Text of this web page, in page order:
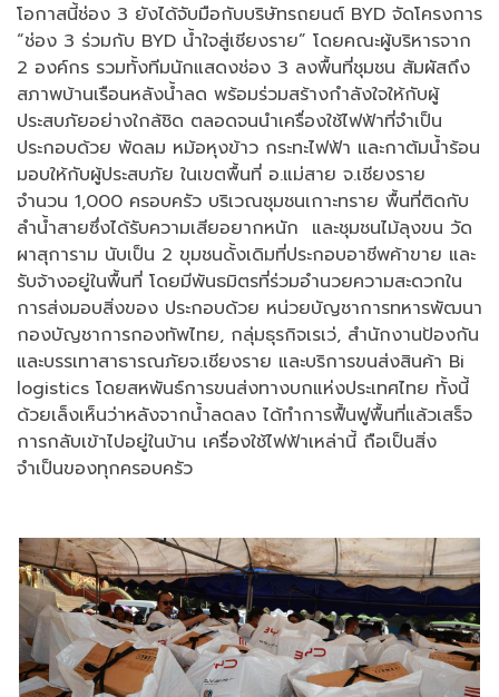
โอกาสนี้ช่อง 3 ยังได้จับมือกับบริษัทรถยนต์ BYD จัดโครงการ
“ช่อง 3 ร่วมกับ BYD น้ำใจสู่เชียงราย” โดยคณะผู้บริหารจาก
2 องค์กร รวมทั้งทีมนักแสดงช่อง 3 ลงพื้นที่ชุมชน สัมผัสถึง
สภาพบ้านเรือนหลังน้ำลด พร้อมร่วมสร้างกำลังใจให้กับผู้
ประสบภัยอย่างใกล้ชิด ตลอดจนนำเครื่องใช้ไฟฟ้าที่จำเป็น
ประกอบด้วย พัดลม หม้อหุงข้าว กระทะไฟฟ้า และกาต้มน้ำร้อน
มอบให้กับผู้ประสบภัย ในเขตพื้นที่ อ.แม่สาย จ.เชียงราย
จำนวน 1,000 ครอบครัว บริเวณชุมชนเกาะทราย พื้นที่ติดกับ
ลำน้ำสายซึ่งได้รับความเสียอยากหนัก และชุมชนไม้ลุงขน วัด
ผาสุการาม นับเป็น 2 ขุมชนดั้งเดิมที่ประกอบอาชีพค้าขาย และ
รับจ้างอยู่ในพื้นที่ โดยมีพันธมิตรที่ร่วมอำนวยความสะดวกใน
การส่งมอบสิ่งของ ประกอบด้วย หน่วยบัญชาการทหารพัฒนา
กองบัญชาการกองทัพไทย, กลุ่มธุรกิจเรเว่, สำนักงานป้องกัน
และบรรเทาสาธารณภัยจ.เชียงราย และบริการขนส่งสินค้า Bi
logistics โดยสหพันธ์การขนส่งทางบกแห่งประเทศไทย ทั้งนี้
ด้วยเล็งเห็นว่าหลังจากน้ำลดลง ได้ทำการฟื้นฟูพื้นที่แล้วเสร็จ
การกลับเข้าไปอยู่ในบ้าน เครื่องใช้ไฟฟ้าเหล่านี้ ถือเป็นสิ่ง
จำเป็นของทุกครอบครัว